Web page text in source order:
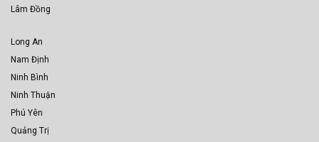
Lâm Đồng
Long An
Nam Định
Ninh Bình
Ninh Thuận
Phú Yên
Quảng Trị